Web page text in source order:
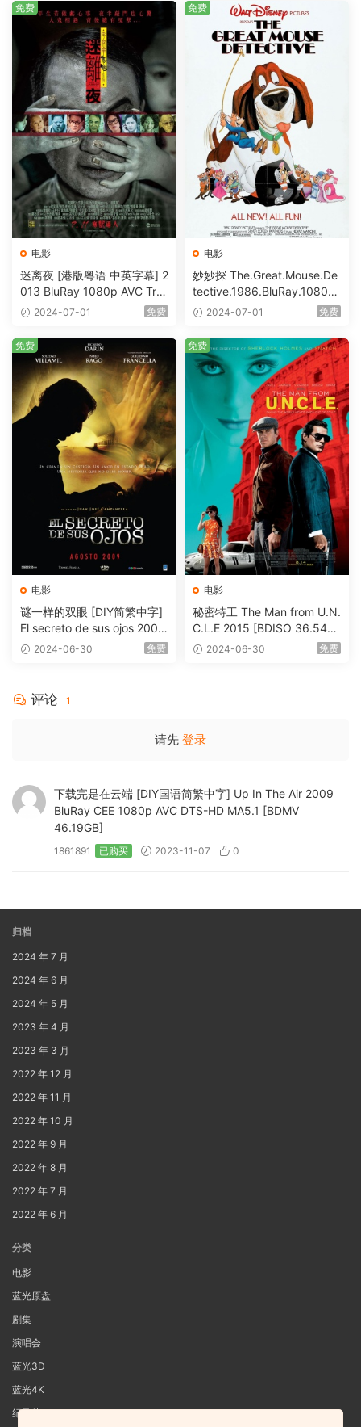
电影
迷离夜 [港版粤语 中英字幕] 2
013 BluRay 1080p AVC Tru
eHD5.1 [BDISO 22.64GB]
2024-07-01 免费
免费
电影
妙妙探 The.Great.Mouse.De
tective.1986.BluRay.1080p.
AVC.DTS-HD.MA.5.1-HDHo
2024-07-01 免费
免费
电影
谜一样的双眼 [DIY简繁中字]
El secreto de sus ojos 2009
1080p Blu-ray AVC DTS-HD
2024-06-30 免费
免费
电影
秘密特工 The Man from U.N.
C.L.E 2015 [BDISO 36.54G
B] 2024-06-30 免费
免费
评论 1
请先 登录
下载完是在云端 [DIY国语简繁中字] Up In The Air 2009
BluRay CEE 1080p AVC DTS-HD MA5.1 [BDMV
46.19GB]
1861891 已购买 2023-11-07 0
归档
2024 年 7 月
2024 年 6 月
2024 年 5 月
2023 年 4 月
2023 年 3 月
2022 年 12 月
2022 年 11 月
2022 年 10 月
2022 年 9 月
2022 年 8 月
2022 年 7 月
2022 年 6 月
分类
电影
蓝光原盘
剧集
演唱会
蓝光3D
蓝光4K
纪录片